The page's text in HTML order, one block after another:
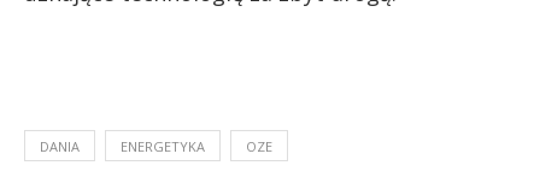
DANIA ENERGETYKA OZE